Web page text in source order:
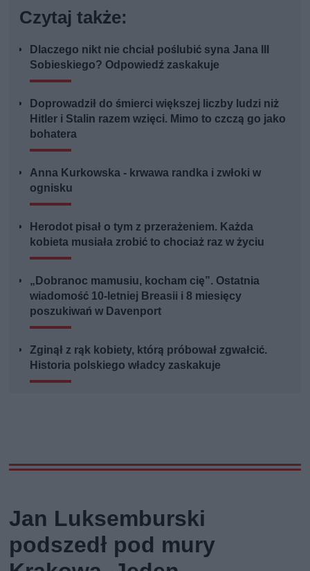
Czytaj także:
Dlaczego nikt nie chciał poślubić syna Jana III
Sobieskiego? Odpowiedź zaskakuje
Doprowadził do śmierci większej liczby ludzi niż
Hitler i Stalin razem wzięci. Mimo to czczą go jako
bohatera
Anna Kurkowska - krwawa randka i zwłoki w
ognisku
Herodot pisał o tym z przerażeniem. Każda
kobieta musiała zrobić to chociaż raz w życiu
„Dobranoc mamusiu, kocham cię”. Ostatnia
wiadomość 10-letniej Breasii i 8 miesięcy
poszukiwań w Davenport
Zginął z rąk kobiety, którą próbował zgwałcić.
Historia polskiego władcy zaskakuje
Jan Luksemburski
podszedł pod mury